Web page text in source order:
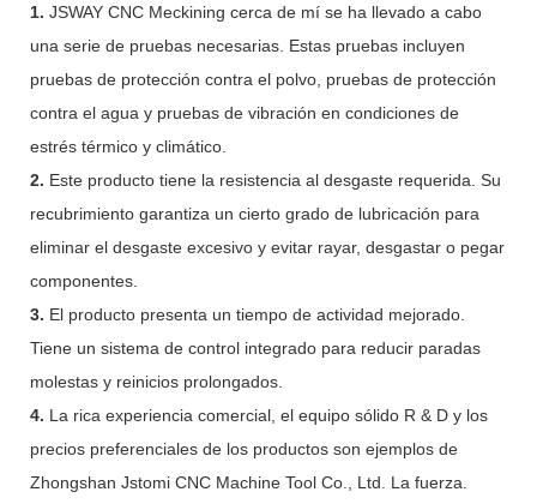
1. JSWAY CNC Meckining cerca de mí se ha llevado a cabo
una serie de pruebas necesarias. Estas pruebas incluyen
pruebas de protección contra el polvo, pruebas de protección
contra el agua y pruebas de vibración en condiciones de
estrés térmico y climático.
2. Este producto tiene la resistencia al desgaste requerida. Su
recubrimiento garantiza un cierto grado de lubricación para
eliminar el desgaste excesivo y evitar rayar, desgastar o pegar
componentes.
3. El producto presenta un tiempo de actividad mejorado.
Tiene un sistema de control integrado para reducir paradas
molestas y reinicios prolongados.
4. La rica experiencia comercial, el equipo sólido R & D y los
precios preferenciales de los productos son ejemplos de
Zhongshan Jstomi CNC Machine Tool Co., Ltd. La fuerza.